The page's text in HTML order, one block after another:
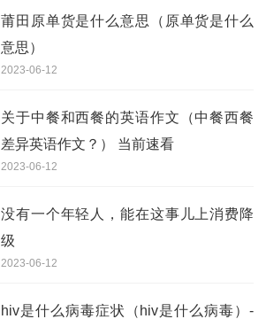
莆田原单货是什么意思（原单货是什么
意思）
2023-06-12
关于中餐和西餐的英语作文（中餐西餐
差异英语作文？） 当前速看
2023-06-12
没有一个年轻人，能在这事儿上消费降
级
2023-06-12
hiv是什么病毒症状（hiv是什么病毒）-